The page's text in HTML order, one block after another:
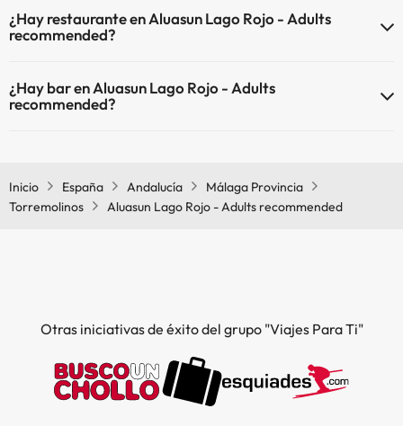
Piscina al aire libre (toda la temporada)
horas.
¿Hay restaurante en Aluasun Lago Rojo - Adults
recommended?
¿Hay bar en Aluasun Lago Rojo - Adults
recommended?
Inicio España Andalucía
Málaga Provincia
Torremolinos
Aluasun Lago Rojo - Adults recommended
Otras iniciativas de éxito del grupo "Viajes Para Ti"